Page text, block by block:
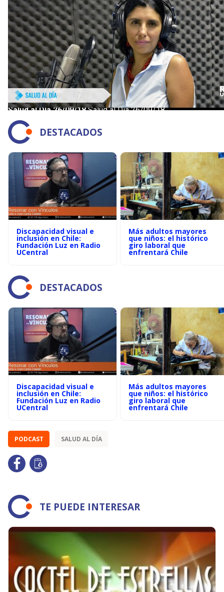
DESTACADOS
Discapacidad visual e
inclusión en Chile:
Fundación Luz en Radio
UCentral
Más adultos mayores
que niños: el histórico
giro laboral que
enfrentará Chile
DESTACADOS
Discapacidad visual e
inclusión en Chile:
Fundación Luz en Radio
UCentral
Más adultos mayores
que niños: el histórico
giro laboral que
enfrentará Chile
PODCAST SALUD AL DÍA
TE PUEDE INTERESAR